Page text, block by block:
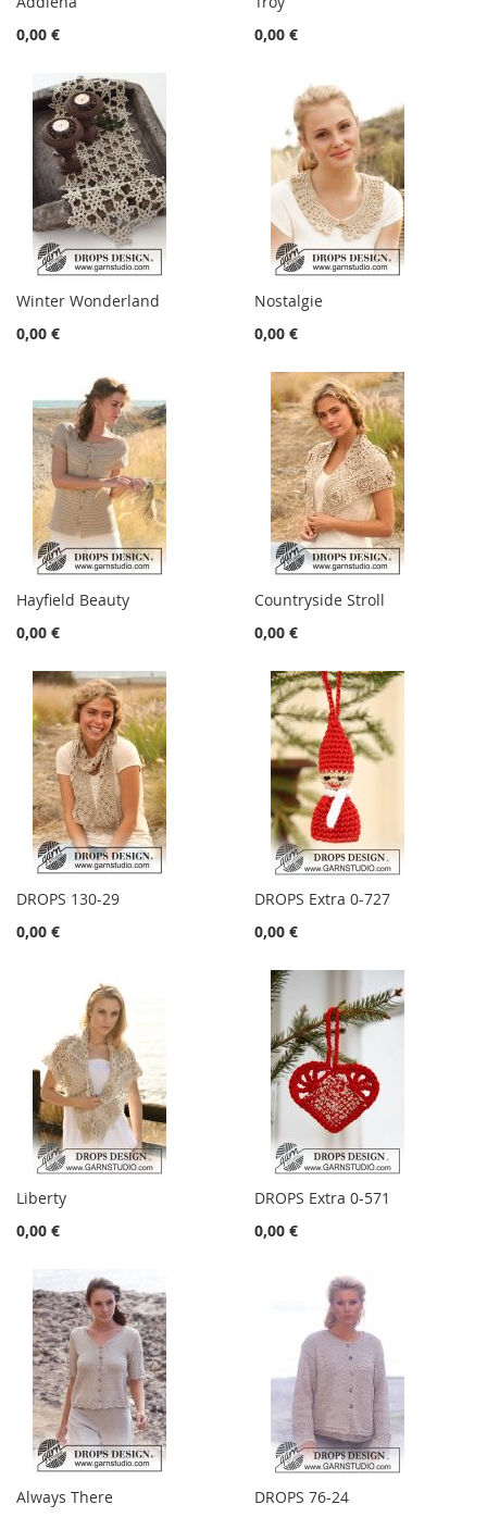
0,00 €
0,00 €
Winter Wonderland
0,00 €
Nostalgie
0,00 €
Hayfield Beauty
0,00 €
Countryside Stroll
0,00 €
DROPS 130-29
0,00 €
DROPS Extra 0-727
0,00 €
Liberty
0,00 €
DROPS Extra 0-571
0,00 €
Always There
DROPS 76-24